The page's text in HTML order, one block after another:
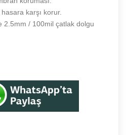
hasara karşı korur.
2.5mm / 100mil çatlak dolgu